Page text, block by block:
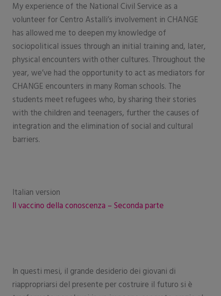
My experience of the National Civil Service as a
volunteer for Centro Astalli’s involvement in CHANGE
has allowed me to deepen my knowledge of
sociopolitical issues through an initial training and, later,
physical encounters with other cultures. Throughout the
year, we’ve had the opportunity to act as mediators for
CHANGE encounters in many Roman schools. The
students meet refugees who, by sharing their stories
with the children and teenagers, further the causes of
integration and the elimination of social and cultural
barriers.
Italian version
Il vaccino della conoscenza – Seconda parte
In questi mesi, il grande desiderio dei giovani di
riappropriarsi del presente per costruire il futuro si è